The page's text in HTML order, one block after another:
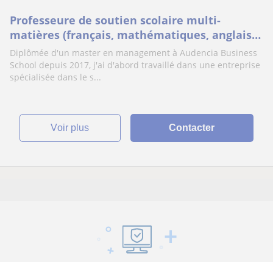
Professeure de soutien scolaire multi-
matières (français, mathématiques, anglais,
espagnol, SES, histoire-géographie,
philosophie)
Diplômée d'un master en management à Audencia Business
School depuis 2017, j'ai d'abord travaillé dans une entreprise
spécialisée dans le s...
voir plus Contacter